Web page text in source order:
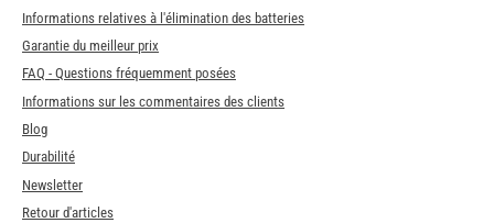
Informations relatives à l'élimination des batteries
Garantie du meilleur prix
FAQ - Questions fréquemment posées
Informations sur les commentaires des clients
Blog
Durabilité
Newsletter
Retour d'articles